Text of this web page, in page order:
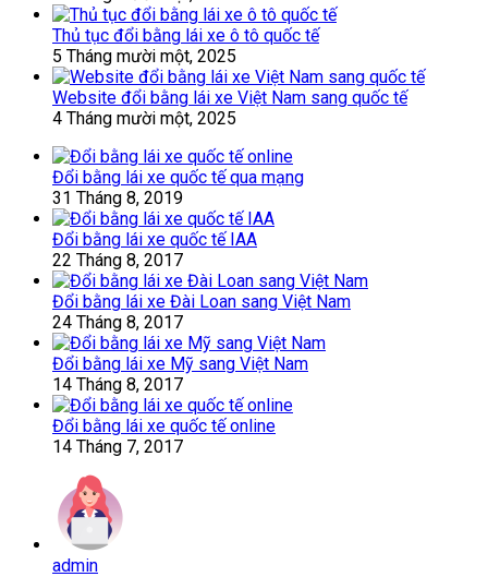
Thủ tục đổi bằng lái xe ô tô quốc tế
5 Tháng mười một, 2025
Website đổi bằng lái xe Việt Nam sang quốc tế
4 Tháng mười một, 2025
Đổi bằng lái xe quốc tế qua mạng
31 Tháng 8, 2019
Đổi bằng lái xe quốc tế IAA
22 Tháng 8, 2017
Đổi bằng lái xe Đài Loan sang Việt Nam
24 Tháng 8, 2017
Đổi bằng lái xe Mỹ sang Việt Nam
14 Tháng 8, 2017
Đổi bằng lái xe quốc tế online
14 Tháng 7, 2017
admin